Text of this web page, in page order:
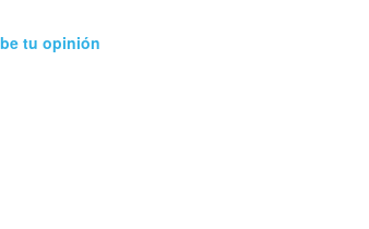
tu opinión